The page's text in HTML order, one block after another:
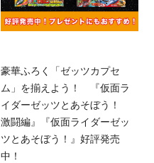
豪華ふろく「ゼッツカプセ
ム」を揃えよう！ 『仮面ラ
イダーゼッツとあそぼう！
激闘編』『仮面ライダーゼッ
ツとあそぼう！』好評発売
中！